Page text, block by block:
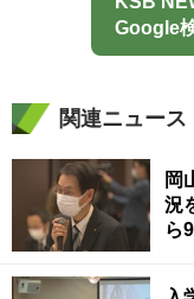
Google
関連ニュース
岡
況
ら